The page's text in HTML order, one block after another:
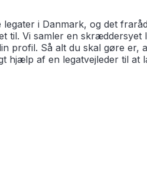
legater i Danmark, og det
til. Vi samler en skræddersyet
profil. Så alt du skal gøre er,
hjælp af en legatvejleder til at